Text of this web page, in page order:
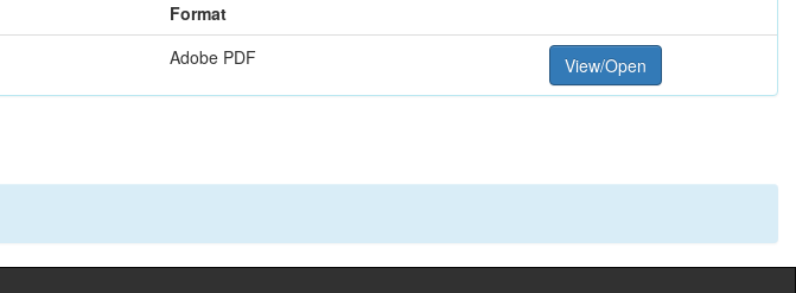
Format
Adobe PDF View/Open